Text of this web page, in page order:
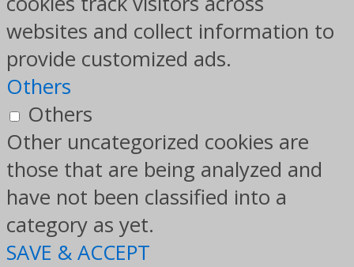
websites and collect information to
provide customized ads.
Others
Others
Other uncategorized cookies are
those that are being analyzed and
have not been classified into a
category as yet.
SAVE & ACCEPT